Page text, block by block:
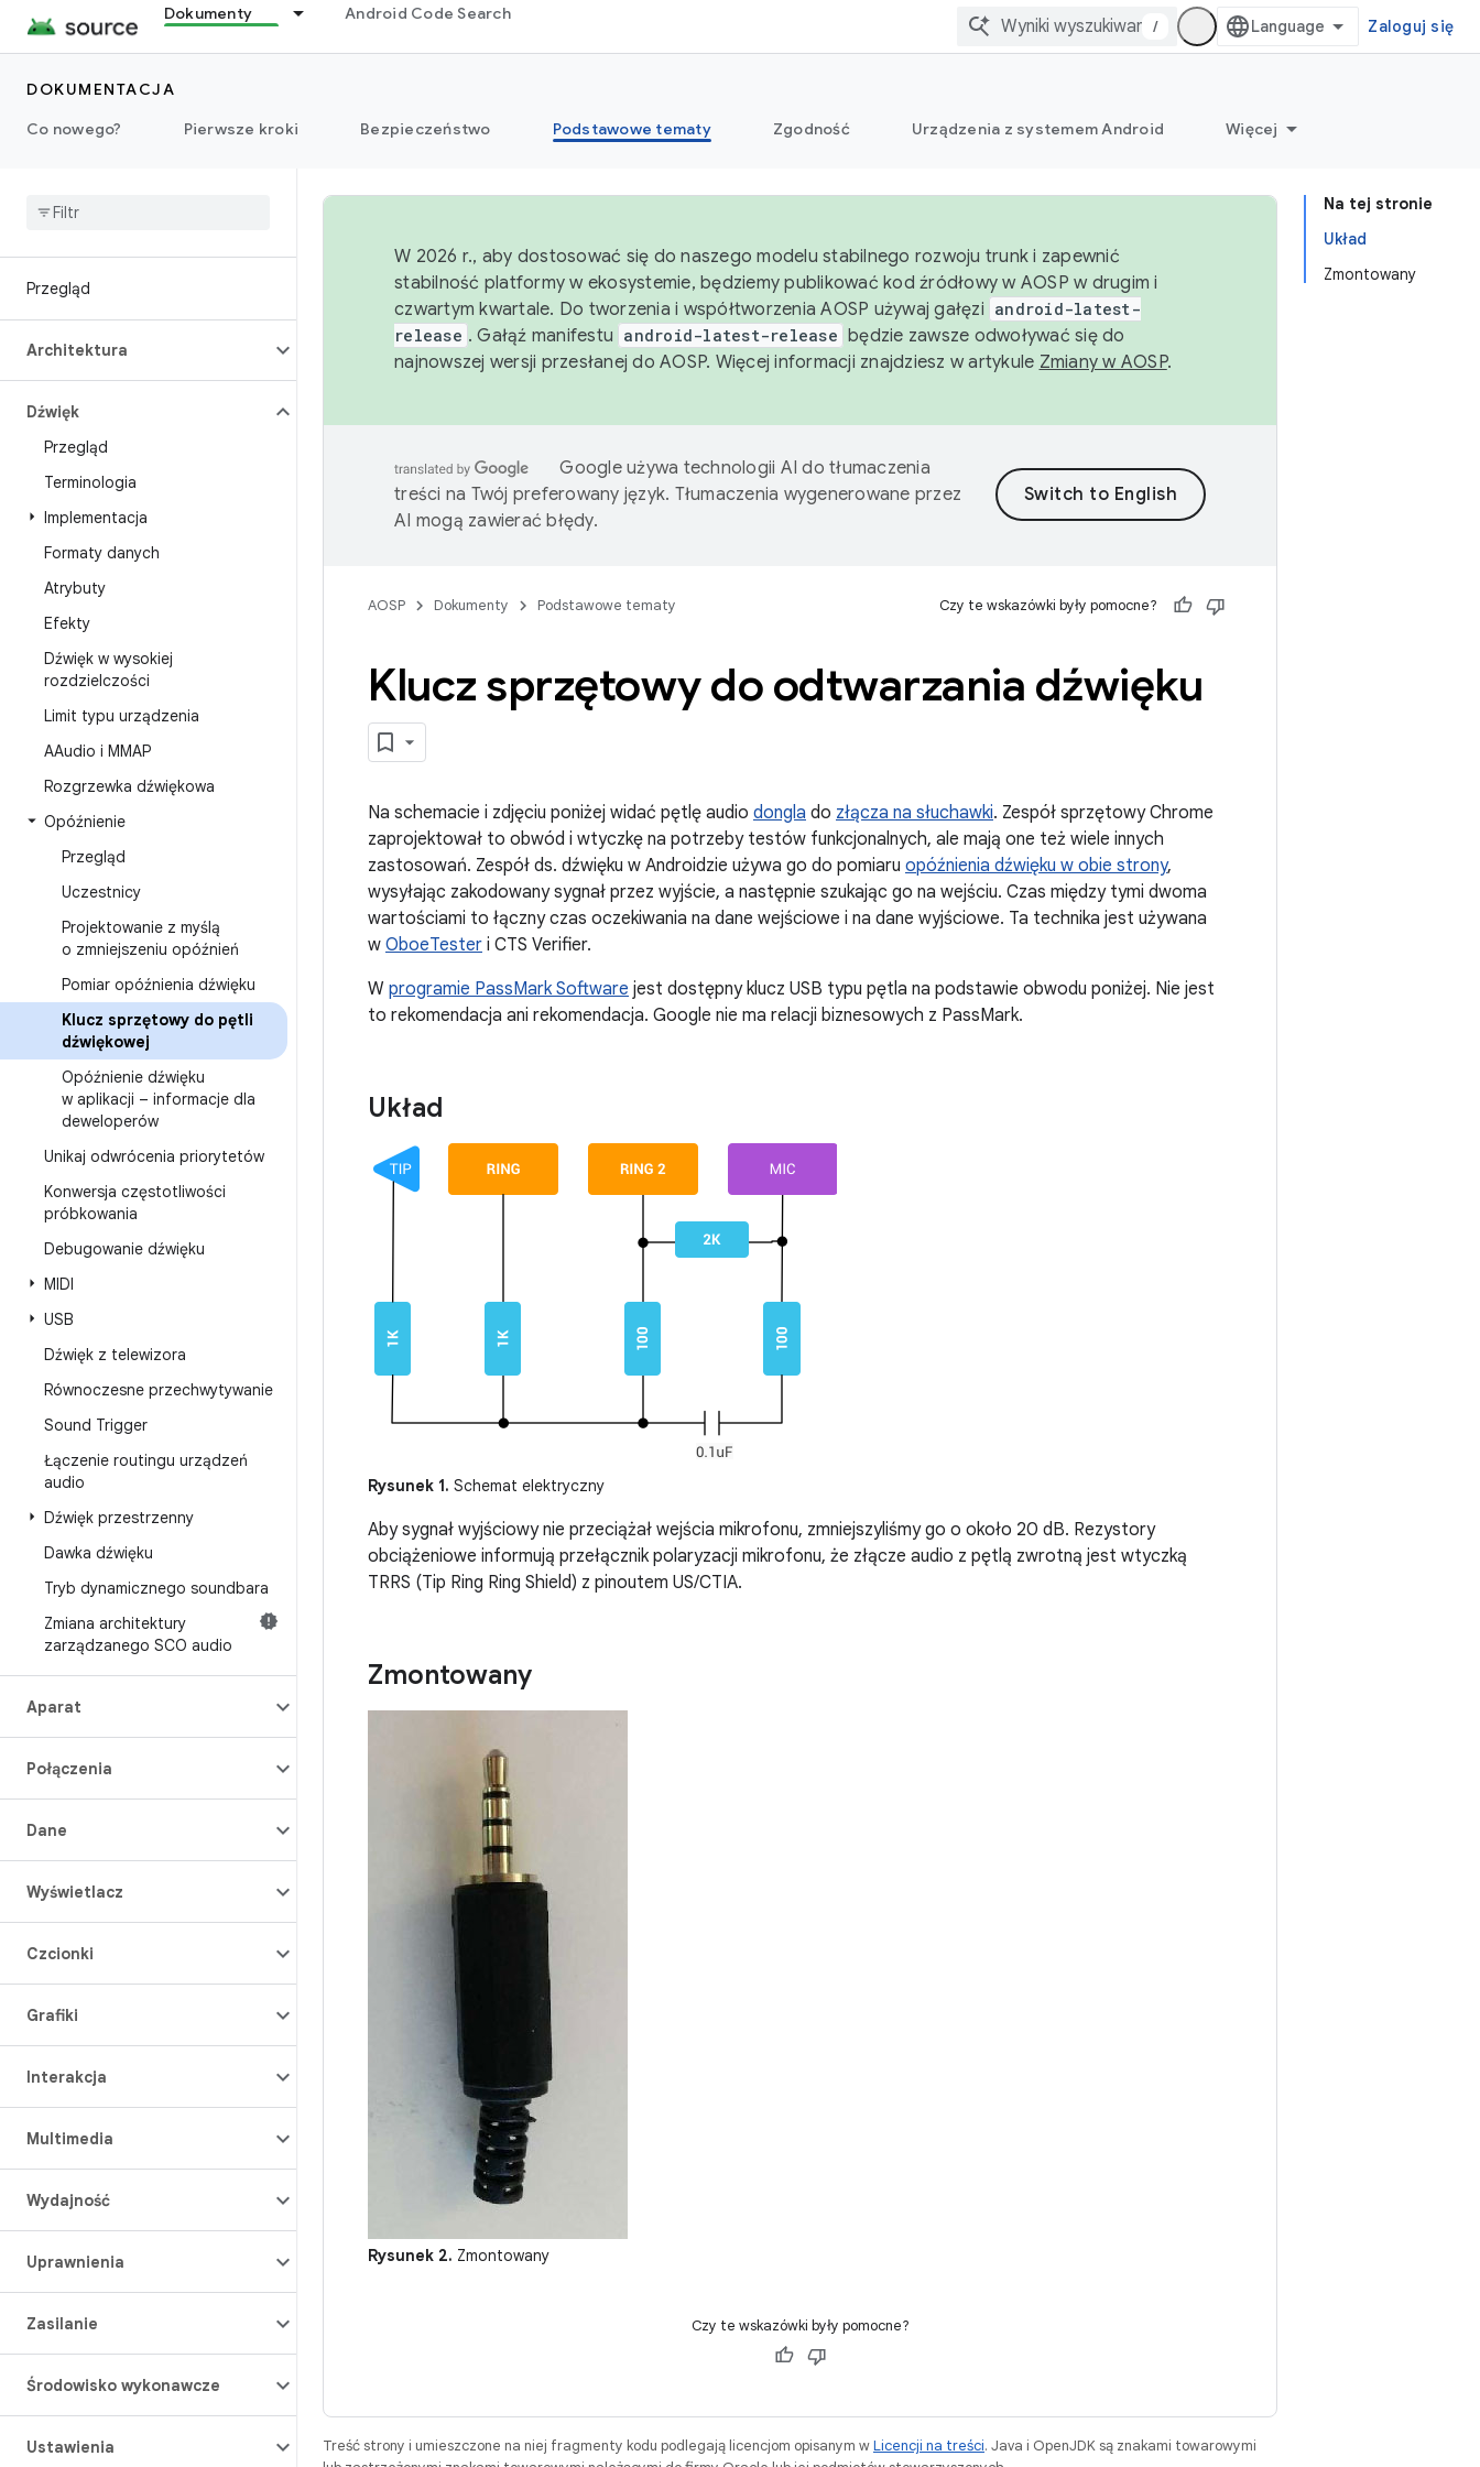
Dokumenty Android Code Search
/ Zaloguj się
DOKUMENTACJA
Co nowego?
Pierwsze kroki Bezpieczeństwo Podstawowe tematy Zgodność Urządzenia z systemem Android Więcej
Przegląd
Architektura
Dźwięk
Przegląd
Terminologia
Implementacja
Formaty danych
Atrybuty
Efekty
Dźwięk w wysokiej
rozdzielczości
Limit typu urządzenia
AAudio i MMAP
Rozgrzewka dźwiękowa
Opóźnienie
Przegląd
Uczestnicy
Projektowanie z myślą
o zmniejszeniu opóźnień
Pomiar opóźnienia dźwięku
Klucz sprzętowy do pętli
dźwiękowej
Opóźnienie dźwięku
w aplikacji – informacje dla
deweloperów
Unikaj odwrócenia priorytetów
Konwersja częstotliwości
próbkowania
Debugowanie dźwięku
MIDI
USB
Dźwięk z telewizora
Równoczesne przechwytywanie
Sound Trigger
Łączenie routingu urządzeń
audio
Dźwięk przestrzenny
Dawka dźwięku
Tryb dynamicznego soundbara
Zmiana architektury
zarządzanego SCO audio
Aparat
Połączenia
Dane
Wyświetlacz
Czcionki
Grafiki
Interakcja
Multimedia
Wydajność
Uprawnienia
Zasilanie
Środowisko wykonawcze
Ustawienia
Na tej stronie
Układ
Zmontowany
W 2026 r., aby dostosować się do naszego modelu stabilnego rozwoju trunk i zapewnić
stabilność platformy w ekosystemie, będziemy publikować kod źródłowy w AOSP w drugim i
czwartym kwartale. Do tworzenia i współtworzenia AOSP używaj gałęzi android-latest-
release . Gałąź manifestu android-latest-release będzie zawsze odwoływać się do
najnowszej wersji przesłanej do AOSP. Więcej informacji znajdziesz w artykule Zmiany w AOSP.
Google używa technologii AI do tłumaczenia
treści na Twój preferowany język. Tłumaczenia wygenerowane przez
AI mogą zawierać błędy.
AOSP Dokumenty Podstawowe tematy Czy te wskazówki były pomocne?
Klucz sprzętowy do odtwarzania dźwięku
Na schemacie i zdjęciu poniżej widać pętlę audio dongla do złącza na słuchawki. Zespół sprzętowy Chrome
zaprojektował to obwód i wtyczkę na potrzeby testów funkcjonalnych, ale mają one też wiele innych
zastosowań. Zespół ds. dźwięku w Androidzie używa go do pomiaru opóźnienia dźwięku w obie strony,
wysyłając zakodowany sygnał przez wyjście, a następnie szukając go na wejściu. Czas między tymi dwoma
wartościami to łączny czas oczekiwania na dane wejściowe i na dane wyjściowe. Ta technika jest używana
w OboeTester i CTS Verifier.
W programie PassMark Software jest dostępny klucz USB typu pętla na podstawie obwodu poniżej. Nie jest
to rekomendacja ani rekomendacja. Google nie ma relacji biznesowych z PassMark.
Układ
Rysunek 1. Schemat elektryczny
Aby sygnał wyjściowy nie przeciążał wejścia mikrofonu, zmniejszyliśmy go o około 20 dB. Rezystory
obciążeniowe informują przełącznik polaryzacji mikrofonu, że złącze audio z pętlą zwrotną jest wtyczką
TRRS (Tip Ring Ring Shield) z pinoutem US/CTIA.
Zmontowany
Rysunek 2. Zmontowany
Czy te wskazówki były pomocne?
Treść strony i umieszczone na niej fragmenty kodu podlegają licencjom opisanym wLicencji na treści. Java i OpenJDK są znakami towarowymi